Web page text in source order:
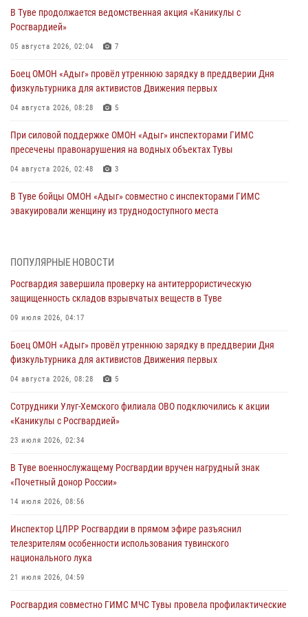
В Туве продолжается ведомственная акция «Каникулы с
Росгвардией»
05 августа 2026, 02:04 7
Боец ОМОН «Адыг» провёл утреннюю зарядку в преддверии Дня
физкультурника для активистов Движения первых
04 августа 2026, 08:28 5
При силовой поддержке ОМОН «Адыг» инспекторами ГИМС
пресечены правонарушения на водных объектах Тувы
04 августа 2026, 02:48 3
В Туве бойцы ОМОН «Адыг» совместно с инспекторами ГИМС
эвакуировали женщину из труднодоступного места
Росгвардия проверила организацию отдыха детей в детских
31 июля 2026, 03:49
Сотрудники вневедомственной охраны приняли участие в акции
26 сигналов «Тревога» с автотранспортов отработали экипажи
29 июля 2026, 08:37
В Туве офицер Росгвардии подвела итоги юбилейного личного
28 июля 2026, 07:48
ПОПУЛЯРНЫЕ НОВОСТИ
Росгвардия завершила проверку на антитеррористическую
защищенность складов взрывчатых веществ в Туве
09 июля 2026, 04:17
Боец ОМОН «Адыг» провёл утреннюю зарядку в преддверии Дня
физкультурника для активистов Движения первых
04 августа 2026, 08:28 5
Сотрудники Улуг-Хемского филиала ОВО подключились к акции
«Каникулы с Росгвардией»
23 июля 2026, 02:34
В Туве военнослужащему Росгвардии вручен нагрудный знак
«Почетный донор России»
14 июля 2026, 08:56
Инспектор ЦЛРР Росгвардии в прямом эфире разъяснил
телезрителям особенности использования тувинского
национального лука
21 июля 2026, 04:59
Росгвардия совместно ГИМС МЧС Тувы провела профилактические